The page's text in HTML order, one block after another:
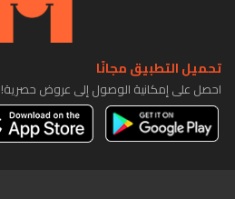
تحميل التطبيق مجانًا
احصل على إمكانية الوصول إلى عروض حصرية!